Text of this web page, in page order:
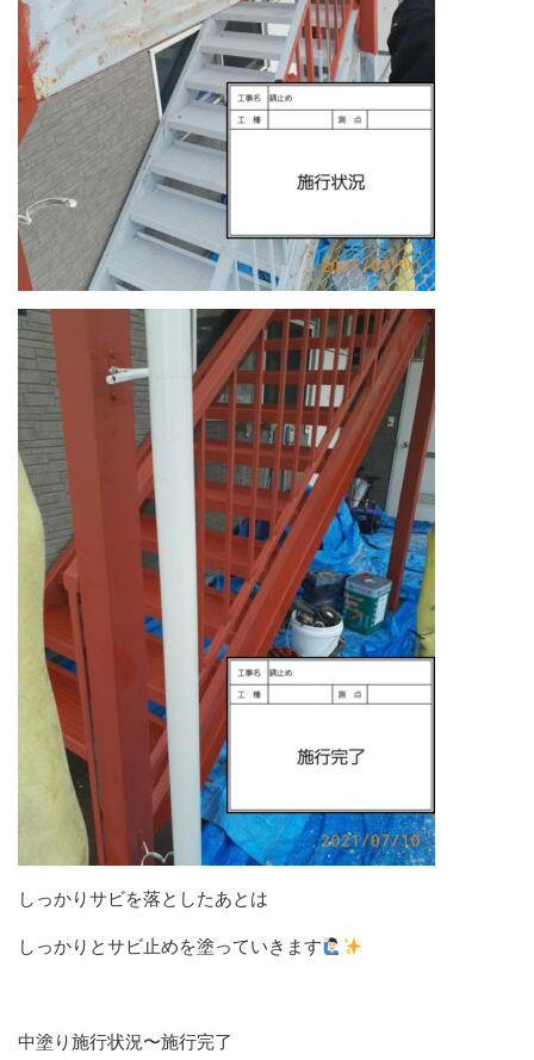
しっかりサビを落としたあとは
しっかりとサビ止めを塗っていきます
中塗り施行状況〜施行完了